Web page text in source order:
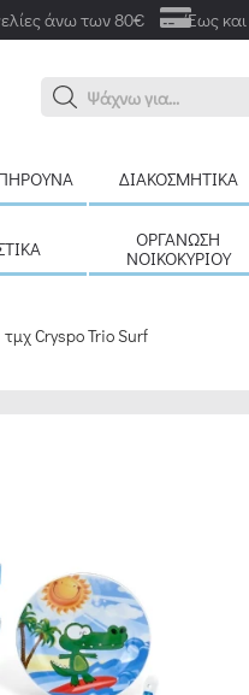
άνω των 80€ Έως και
Αναζή
ΔΙΑΚΟΣΜΗΤΙΚΆ
ΟΡΓΆΝΩΣΗ
ΝΟΙΚΟΚΥΡΙΟΎ
Cryspo Trio Surf